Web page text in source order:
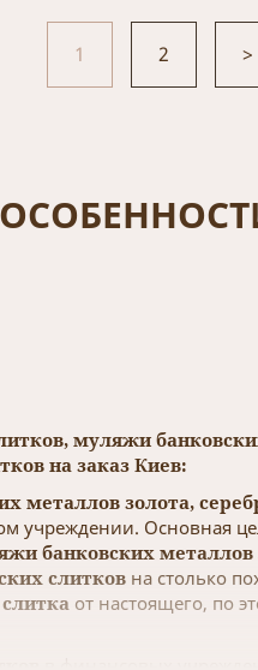
1 2 >
муляжи
на заказ Киев:
металлов золота,
учреждении. Основная
банковских металлов
слитков на столько
от настоящего, по